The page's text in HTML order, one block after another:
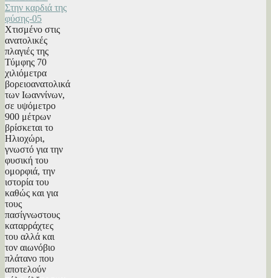
Χτισμένο στις
ανατολικές
πλαγιές της
Τύμφης 70
χιλιόμετρα
βορειοανατολικά
των Ιωαννίνων,
σε υψόμετρο
900 μέτρων
βρίσκεται το
Ηλιοχώρι,
γνωστό για την
φυσική του
ομορφιά, την
ιστορία του
καθώς και για
τους
πασίγνωστους
καταρράχτες
του αλλά και
τον αιωνόβιο
πλάτανο που
αποτελούν